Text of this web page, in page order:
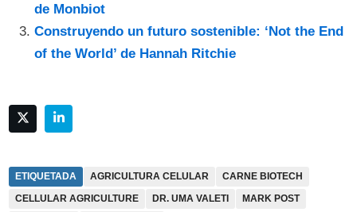
de Monbiot
Construyendo un futuro sostenible: ‘Not the End
of the World’ de Hannah Ritchie
ETIQUETADA AGRICULTURA CELULAR
CARNE BIOTECH
CELLULAR AGRICULTURE
DR. UMA VALETI
MARK POST